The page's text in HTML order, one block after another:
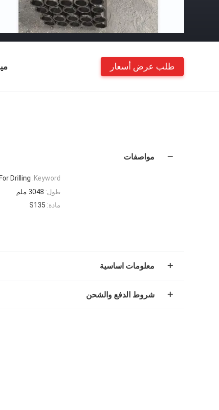
طلب عرض أسعار
مواصفات
Keyword:
Drilling
طول: 3048 ملم
مادة: S135
معلومات اساسية
شروط الدفع والشحن